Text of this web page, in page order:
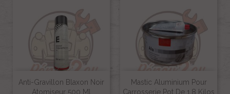
Anti-Gravillon Blaxon Noir
Atomiseur 500 Ml
Mastic Aluminium Pour
Carrosserie Pot De 1.8 Kilos